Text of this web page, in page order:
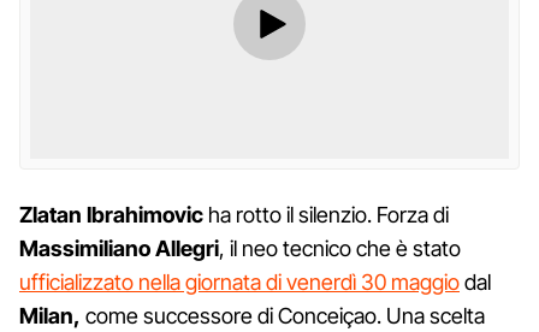
Zlatan Ibrahimovic ha rotto il silenzio. Forza di
Massimiliano Allegri, il neo tecnico che è stato
ufficializzato nella giornata di venerdì 30 maggiodal
Milan, come successore di Conceiçao. Una scelta